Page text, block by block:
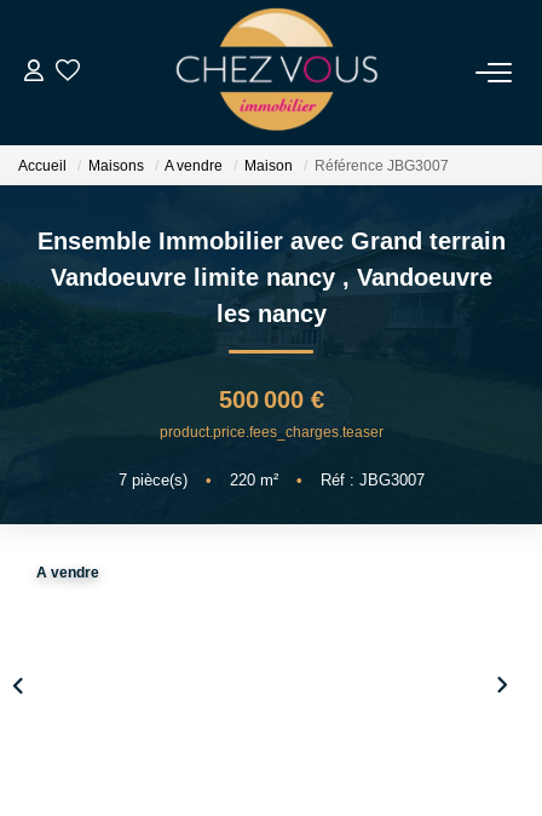
NOS BIENS
ESTIMER
NOTRE AGENCE
Accueil Maisons A vendre Maison Référence JBG3007
Ensemble Immobilier avec Grand terrain
Vandoeuvre limite nancy , Vandoeuvre
les nancy
500 000 €
product.price.fees_charges.teaser
7pièce(s) • 220m² • Réf : JBG3007
A vendre